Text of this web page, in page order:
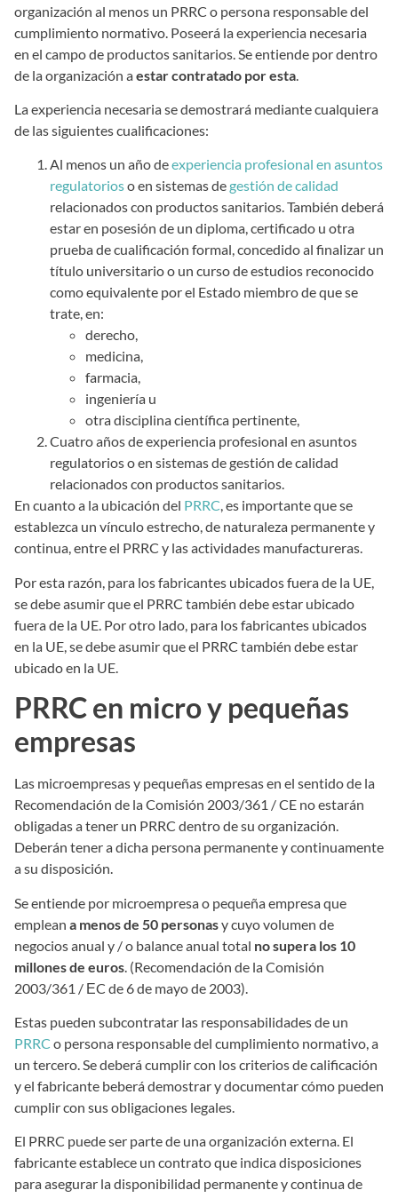
organización al menos un PRRC o persona responsable del
cumplimiento normativo. Poseerá la experiencia necesaria
en el campo de productos sanitarios. Se entiende por dentro
de la organización aestar contratado por esta
La experiencia necesaria se demostrará mediante cualquiera
de las siguientes cualificaciones:
Al menos un año deexperiencia profesional en asuntos
regulatorioso en sistemas degestión de calidad
relacionados con productos sanitarios. También deberá
estar en posesión de un diploma, certificado u otra
prueba de cualificación formal, concedido al finalizar un
título universitario o un curso de estudios reconocido
como equivalente por el Estado miembro de que se
trate, en:
derecho,
medicina,
farmacia,
ingeniería u
otra disciplina científica pertinente,
Cuatro años de experiencia profesional en asuntos
regulatorios o en sistemas de gestión de calidad
relacionados con productos sanitarios.
En cuanto a la ubicación del PRRC, es importante que se
establezca un vínculo estrecho, de naturaleza permanente y
continua, entre el PRRC y las actividades manufactureras.
Por esta razón, para los fabricantes ubicados fuera de la UE,
se debe asumir que el PRRC también debe estar ubicado
fuera de la UE. Por otro lado, para los fabricantes ubicados
en la UE, se debe asumir que el PRRC también debe estar
ubicado en la UE.
PRRC en micro y pequeñas
empresas
Las microempresas y pequeñas empresas en el sentido de la
Recomendación de la Comisión 2003/361 / CE no estarán
obligadas a tener un PRRC dentro de su organización.
Deberán tener a dicha persona permanente y continuamente
a su disposición.
Se entiende por microempresa o pequeña empresa que
emplean a menos de 50 personasy cuyo volumen de
negocios anual y / o balance anual total no supera los 10
millones de euros . (Recomendación de la Comisión
2003/361 / ΕC de 6 de mayo de 2003).
Estas pueden subcontratar las responsabilidades de un
PRRC o persona responsable del cumplimiento normativo, a
un tercero. Se deberá cumplir con los criterios de calificación
y el fabricante beberá demostrar y documentar cómo pueden
cumplir con sus obligaciones legales.
El PRRC puede ser parte de una organización externa. El
fabricante establece un contrato que indica disposiciones
para asegurar la disponibilidad permanente y continua de